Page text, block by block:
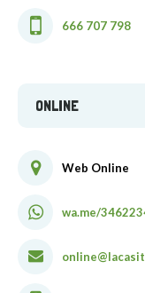
666 707 798
ONLINE
Web Online
wa.me/